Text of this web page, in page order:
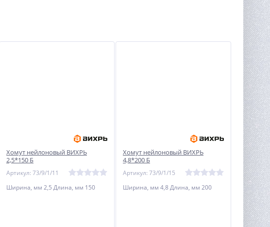
Хомут нейлоновый ВИХРЬ
2,5*150 Б
Артикул: 73/9/1/11
Ширина, мм 2,5 Длина, мм 150
Хомут нейлоновый ВИХРЬ
4,8*200 Б
Артикул: 73/9/1/15
Ширина, мм 4,8 Длина, мм 200